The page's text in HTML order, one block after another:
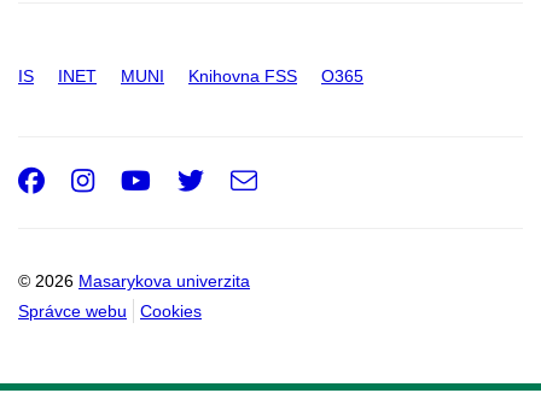
IS INET MUNI Knihovna FSS O365
© 2026 Masarykova univerzita
Správce webu
Cookies
Facebook
Instagram
Youtube
Twitter
e-